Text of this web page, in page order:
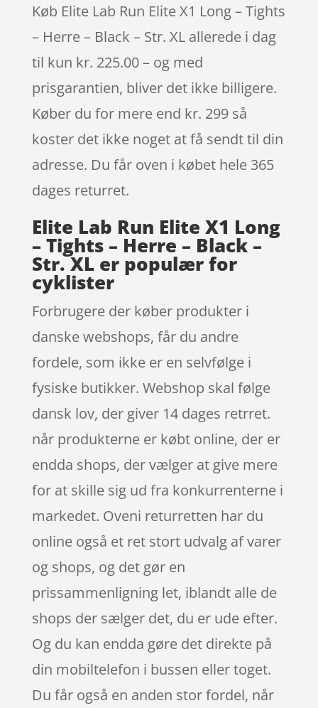
Køb Elite Lab Run Elite X1 Long – Tights
– Herre – Black – Str. XL allerede i dag
til kun kr. 225.00 – og med
prisgarantien, bliver det ikke billigere.
Køber du for mere end kr. 299 så
koster det ikke noget at få sendt til din
adresse. Du får oven i købet hele 365
dages returret.
Elite Lab Run Elite X1 Long
– Tights – Herre – Black –
Str. XL er populær for
cyklister
Forbrugere der køber produkter i
danske webshops, får du andre
fordele, som ikke er en selvfølge i
fysiske butikker. Webshop skal følge
dansk lov, der giver 14 dages retrret.
når produkterne er købt online, der er
endda shops, der vælger at give mere
for at skille sig ud fra konkurrenterne i
markedet. Oveni returretten har du
online også et ret stort udvalg af varer
og shops, og det gør en
prissammenligning let, iblandt alle de
shops der sælger det, du er ude efter.
Og du kan endda gøre det direkte på
din mobiltelefon i bussen eller toget.
Du får også en anden stor fordel, når